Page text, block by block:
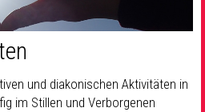
und diakonischen Aktivitäten in
im Stillen und Verborgenen